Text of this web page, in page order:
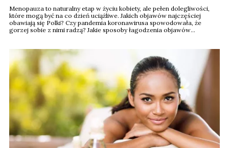
Menopauza to naturalny etap w życiu kobiety, ale pełen dolegliwości,
które mogą być na co dzień uciążliwe. Jakich objawów najczęściej
obawiają się Polki? Czy pandemia koronawirusa spowodowała, że
gorzej sobie z nimi radzą? Jakie sposoby łagodzenia objawów